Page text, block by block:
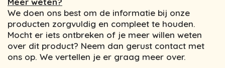
We doen ons best om de informatie bij onze
producten zorgvuldig en compleet te houden.
Mocht er iets ontbreken of je meer willen weten
over dit product? Neem dan gerust contact met
ons op. We vertellen je er graag meer over.